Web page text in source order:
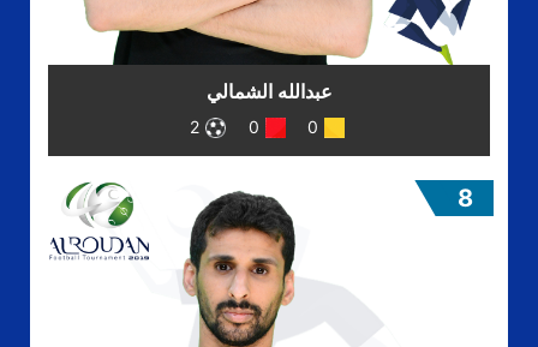
عبدالله الشمالي
0
0
2
8